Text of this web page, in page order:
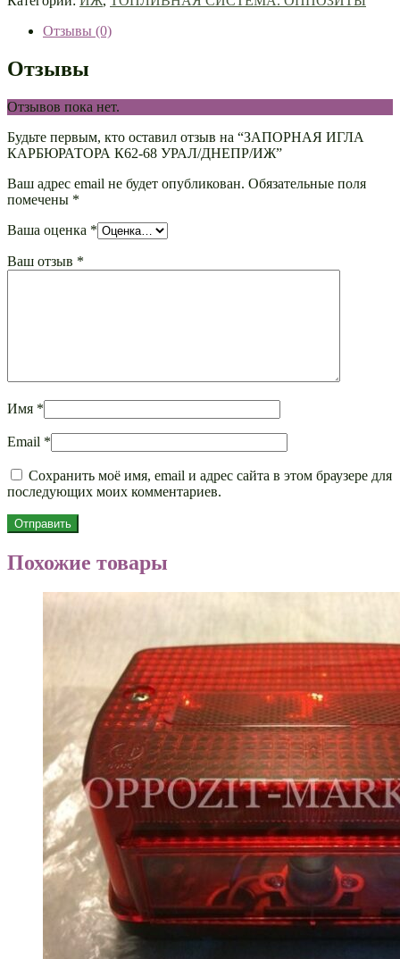
Отзывы (0)
Отзывы
Отзывов пока нет.
Будьте первым, кто оставил отзыв на “ЗАПОРНАЯ ИГЛА
КАРБЮРАТОРА К62-68 УРАЛ/ДНЕПР/ИЖ”
Ваш адрес email не будет опубликован. Обязательные поля
помечены *
Ваша оценка *
Ваш отзыв *
Имя *
Email *
Сохранить моё имя, email и адрес сайта в этом браузере для
последующих моих комментариев.
Похожие товары